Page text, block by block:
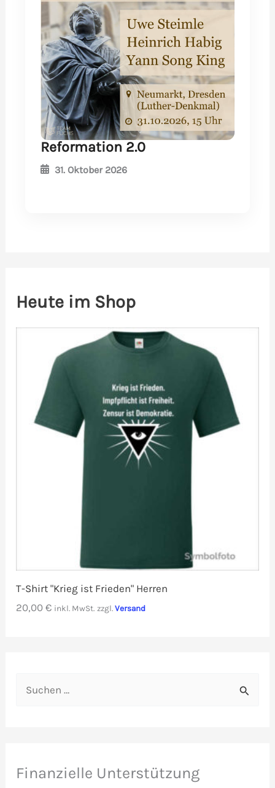
Reformation 2.0
31. Oktober 2026
Heute im Shop
T-Shirt "Krieg ist Frieden" Herren
20,00€ inkl. MwSt. zzgl.Versand
e
Finanzielle Unterstützung